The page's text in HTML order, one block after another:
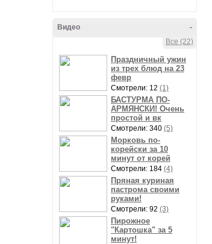
-
Видео
Все (22)
Праздничный ужин
из трех блюд на 23
февр
Смотрели: 12 (1)
БАСТУРМА ПО-
АРМЯНСКИ! Очень
простой и вк
Смотрели: 340 (5)
Морковь по-
корейски за 10
минут от корей
Смотрели: 184 (4)
Пряная куриная
пастрома своими
руками!
Смотрели: 92 (3)
Пирожное
"Картошка" за 5
минут!